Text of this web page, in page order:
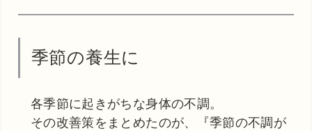
季節の養生に
各季節に起きがちな身体の不調。
その改善策をまとめたのが、『季節の不調が